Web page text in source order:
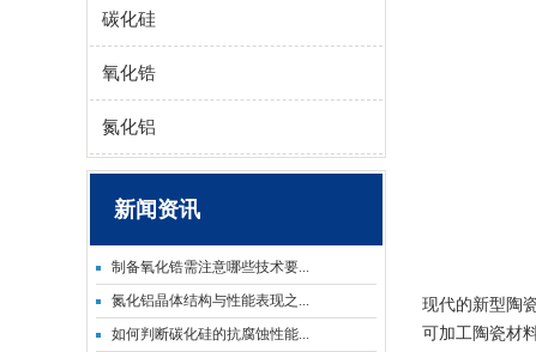
碳化硅
氧化锆
氮化铝
新闻资讯
制备氧化锆需注意哪些技术要...
氮化铝晶体结构与性能表现之...
如何判断碳化硅的抗腐蚀性能...
现代的新型陶
可加工陶瓷材